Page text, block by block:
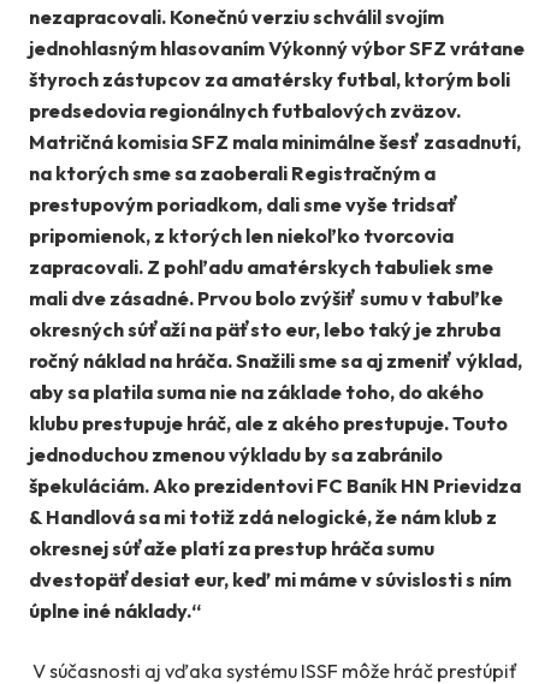
nezapracovali. Konečnú verziu schválil svojím
jednohlasným hlasovaním Výkonný výbor SFZ vrátane
štyroch zástupcov za amatérsky futbal, ktorým boli
predsedovia regionálnych futbalových zväzov.
Matričná komisia SFZ mala minimálne šesť zasadnutí,
na ktorých sme sa zaoberali Registračným a
prestupovým poriadkom, dali sme vyše tridsať
pripomienok, z ktorých len niekoľko tvorcovia
zapracovali. Z pohľadu amatérskych tabuliek sme
mali dve zásadné. Prvou bolo zvýšiť sumu v tabuľke
okresných súťaží na päťsto eur, lebo taký je zhruba
ročný náklad na hráča. Snažili sme sa aj zmeniť výklad,
aby sa platila suma nie na základe toho, do akého
klubu prestupuje hráč, ale z akého prestupuje. Touto
jednoduchou zmenou výkladu by sa zabránilo
špekuláciám. Ako prezidentovi FC Baník HN Prievidza
& Handlová sa mi totiž zdá nelogické, že nám klub z
okresnej súťaže platí za prestup hráča sumu
dvestopäťdesiat eur, keď mi máme v súvislosti s ním
úplne iné náklady.“
V súčasnosti aj vďaka systému ISSF môže hráč prestúpiť